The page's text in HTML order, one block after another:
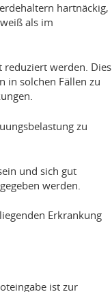
hartnäckig,
als im
werden. Dies
in solchen Fällen zu
zu
und sich gut
werden.
Erkrankung
ist zur